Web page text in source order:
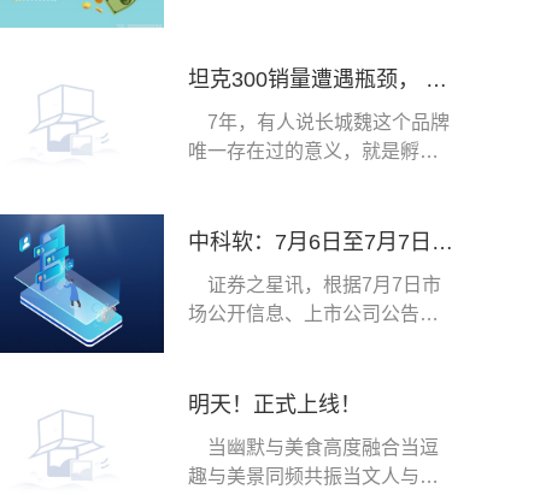
坦克300销量遭遇瓶颈， 500暴跌，刘艳钊的平替模式遇天花板，难
7年，有人说长城魏这个品牌
唯一存在过的意义，就是孵化
中科软：7月6日至7月7日公司高管张志华、谢中阳、孙熙杰减持公司股份合计58.4万股
证券之星讯，根据7月7日市
场公开信息、上市公司公告及
明天！正式上线！
当幽默与美食高度融合当逗
趣与美景同频共振当文人与文